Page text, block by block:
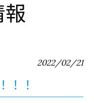
2022/02/21
！！